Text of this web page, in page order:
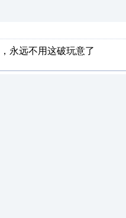
永远不用这破玩意了